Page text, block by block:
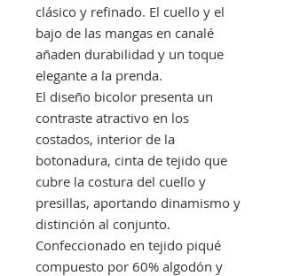
clásico y refinado. El cuello y el
bajo de las mangas en canalé
añaden durabilidad y un toque
elegante a la prenda.
El diseño bicolor presenta un
contraste atractivo en los
costados, interior de la
botonadura, cinta de tejido que
cubre la costura del cuello y
presillas, aportando dinamismo y
distinción al conjunto.
Confeccionado en tejido piqué
compuesto por 60% algodón y